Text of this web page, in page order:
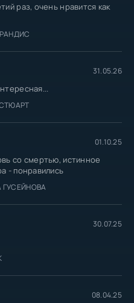
раз, очень нравится как
31.05.26
01.10.25
со смертью, истинное
- понравились
ГУСЕЙНОВА
30.07.25
08.04.25